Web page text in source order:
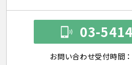
03-
お問い合わせ受付時間